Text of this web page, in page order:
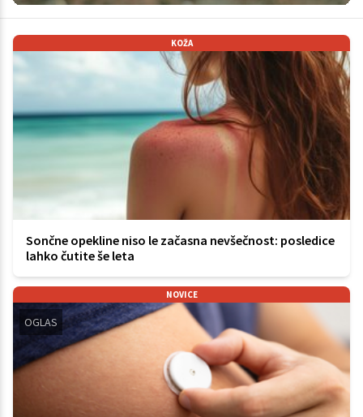
KOŽA
Sončne opekline niso le začasna nevšečnost: posledice
lahko čutite še leta
NOVICE
OGLAS